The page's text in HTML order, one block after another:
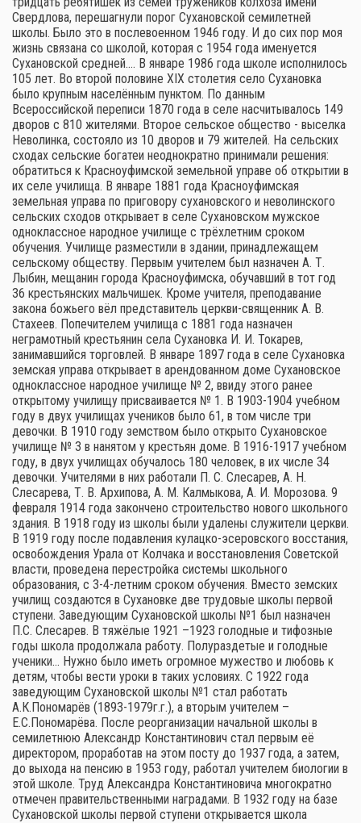
Свердлова, перешагнули порог Сухановской семилетней
школы. Было это в послевоенном 1946 году. И до сих пор моя
жизнь связана со школой, которая с 1954 года именуется
Сухановской средней.… В январе 1986 года школе исполнилось
105 лет. Во второй половине XIX столетия село Сухановка
было крупным населённым пунктом. По данным
Всероссийской переписи 1870 года в селе насчитывалось 149
дворов с 810 жителями. Второе сельское общество - выселка
Неволинка, состояло из 10 дворов и 79 жителей. На сельских
сходах сельские богатеи неоднократно принимали решения:
обратиться к Красноуфимской земельной управе об открытии в
их селе училища. В январе 1881 года Красноуфимская
земельная управа по приговору сухановского и неволинского
сельских сходов открывает в селе Сухановском мужское
одноклассное народное училище с трёхлетним сроком
обучения. Училище разместили в здании, принадлежащем
сельскому обществу. Первым учителем был назначен А. Т.
Лыбин, мещанин города Красноуфимска, обучавший в тот год
36 крестьянских мальчишек. Кроме учителя, преподавание
закона божьего вёл представитель церкви-священник А. В.
Стахеев. Попечителем училища с 1881 года назначен
неграмотный крестьянин села Сухановка И. И. Токарев,
занимавшийся торговлей. В январе 1897 года в селе Сухановка
земская управа открывает в арендованном доме Сухановское
одноклассное народное училище № 2, ввиду этого ранее
открытому училищу присваивается № 1. В 1903-1904 учебном
году в двух училищах учеников было 61, в том числе три
девочки. В 1910 году земством было открыто Сухановское
училище № 3 в нанятом у крестьян доме. В 1916-1917 учебном
году, в двух училищах обучалось 180 человек, в их числе 34
девочки. Учителями в них работали П. С. Слесарев, А. Н.
Слесарева, Т. В. Архипова, А. М. Калмыкова, А. И. Морозова. 9
февраля 1914 года закончено строительство нового школьного
здания. В 1918 году из школы были удалены служители церкви.
В 1919 году после подавления кулацко-эсеровского восстания,
освобождения Урала от Колчака и восстановления Советской
власти, проведена перестройка системы школьного
образования, с 3-4-летним сроком обучения. Вместо земских
училищ создаются в Сухановке две трудовые школы первой
ступени. Заведующим Сухановской школы №1 был назначен
П.С. Слесарев. В тяжёлые 1921 –1923 голодные и тифозные
годы школа продолжала работу. Полураздетые и голодные
ученики… Нужно было иметь огромное мужество и любовь к
детям, чтобы вести уроки в таких условиях. С 1922 года
заведующим Сухановской школы №1 стал работать
А.К.Пономарёв (1893-1979г.г.), а вторым учителем –
Е.С.Пономарёва. После реорганизации начальной школы в
семилетнюю Александр Константинович стал первым её
директором, проработав на этом посту до 1937 года, а затем,
до выхода на пенсию в 1953 году, работал учителем биологии в
этой школе. Труд Александра Константиновича многократно
отмечен правительственными наградами. В 1932 году на базе
Сухановской школы первой ступени открывается школа